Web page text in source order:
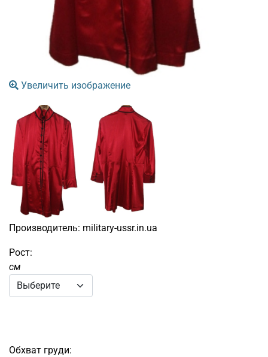
Увеличить изображение
Производитель: military-ussr.in.ua
Рост:
см
Обхват груди: